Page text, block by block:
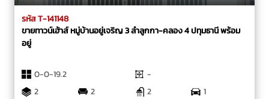
รหัส T-141148
ขายทาวน์เฮ้าส์ หมู่บ้านอยู่เจริญ 3 ลำลูกกา-คลอง 4 ปทุมธานี พร้อม
อยู่
0-0-19.2
-
2
2 2
1